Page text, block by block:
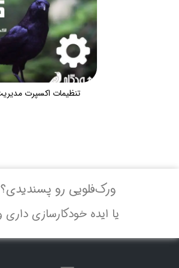
تنظیمات اکسپرت
ورک‌فلویی رو پسندیدی؟
یا ایده خودکارسازی